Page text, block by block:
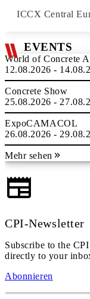
ICCX Central
EVENTS
World of Concrete
12.08.2026 -
Concrete Show
25.08.2026 -
ExpoCAMACOL
26.08.2026 -
Mehr sehen
CPI-Newsletter
Subscribe to the
directly to your
Abonnieren